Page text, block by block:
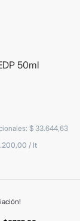
50ml
: $ 33.644, 63
/ lt